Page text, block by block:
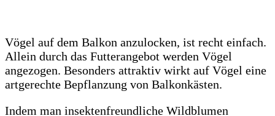
Vögel auf dem Balkon anzulocken, ist recht einfach.
Allein durch das Futterangebot werden Vögel
angezogen. Besonders attraktiv wirkt auf Vögel eine
artgerechte Bepflanzung von Balkonkästen.
Indem man insektenfreundliche Wildblumen